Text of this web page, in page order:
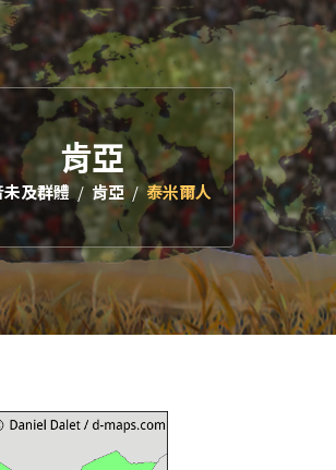
肯亞
未及群體 肯亞 泰米爾人